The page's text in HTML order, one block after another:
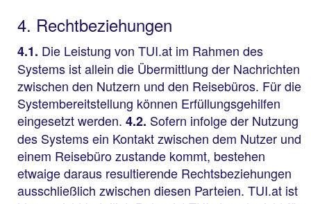
4. Rechtbeziehungen
4.1. Die Leistung von TUI.at im Rahmen des
Systems ist allein die Übermittlung der Nachrichten
zwischen den Nutzern und den Reisebüros. Für die
Systembereitstellung können Erfüllungsgehilfen
eingesetzt werden. 4.2. Sofern infolge der Nutzung
des Systems ein Kontakt zwischen dem Nutzer und
einem Reisebüro zustande kommt, bestehen
etwaige daraus resultierende Rechtsbeziehungen
ausschließlich zwischen diesen Parteien. TUI.at ist